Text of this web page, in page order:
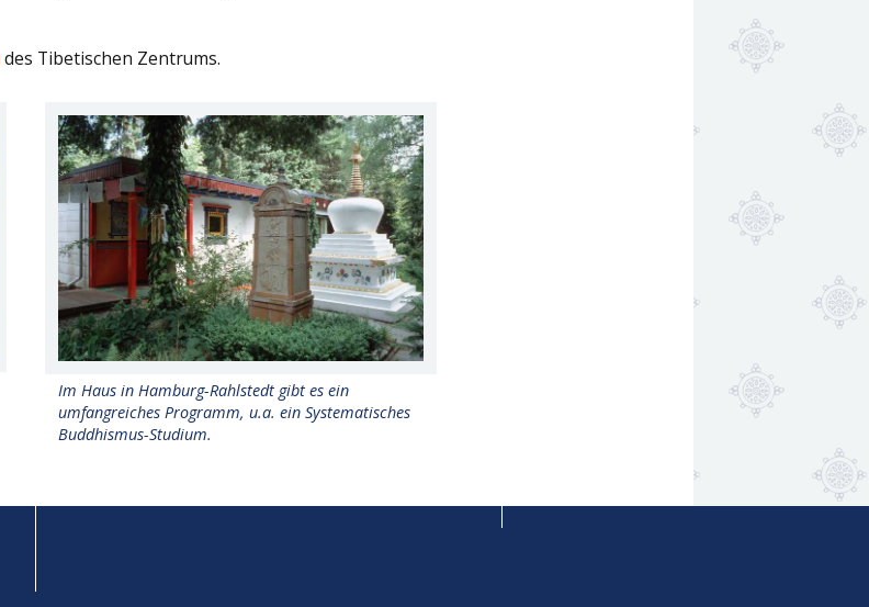
des Tibetischen Zentrums.
Im Haus in Hamburg-Rahlstedt gibt es ein
umfangreiches Programm, u.a. ein Systematisches
Buddhismus-Studium.